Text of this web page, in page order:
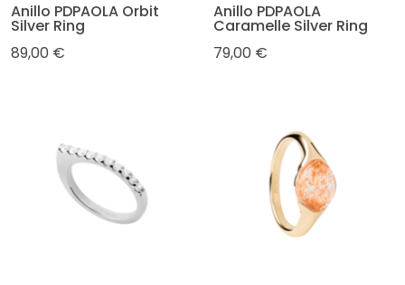
Anillo PDPAOLA Orbit
Silver Ring
89,00 €
Anillo PDPAOLA
Caramelle Silver Ring
79,00 €